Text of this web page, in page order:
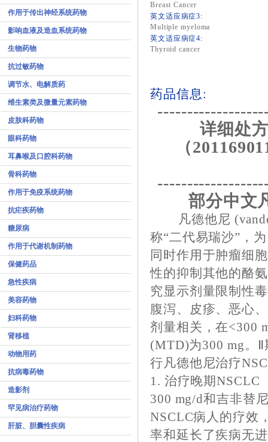
作用于传出神经系统药物
影响血液及造血系统药物
生物药物
抗过敏药物
调节水、电解质药
维生素类及微量元素药物
皮肤科药物
眼科药物
耳鼻喉及口腔科药物
骨科药物
作用于免疫系统药物
抗疟疾药物
糖尿病
作用于代谢机制药物
保健药品
急性疾病
美容药物
妇科药物
肾移植
动物用药
抗病毒药物
造影剂
罕见病治疗药物
肝脏、胆囊性疾病
Breast Cancer
英文适应病症3:
Multiple myeloma
英文适应病症4:
Thyroid cancer
药品信息:
详细处
（
部分中文
凡德他尼
称“二代易瑞沙”，
同时作用于肿瘤细
性的抑制其他的酪
究显示剂量限制性
腹泻、皮疹、恶心
剂量相关，在<300
(MTD)为300 mg。
行凡德他尼治疗
1. 治疗晚期NSCLC
300 mg/d和吉非替
NSCLC病人的疗效
率和延长了疾病无